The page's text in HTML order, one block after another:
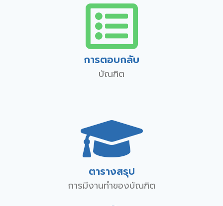
การตอบกลับ
บัณฑิต
ตารางสรุป
การมีงานทำของบัณฑิต